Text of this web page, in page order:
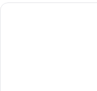
的
單
巴黎 17 Batignolles B&B 飯店